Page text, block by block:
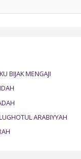
BIJAK MENGAJI
ARABIYYAH